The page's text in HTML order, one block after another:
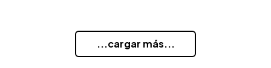
...cargar más...